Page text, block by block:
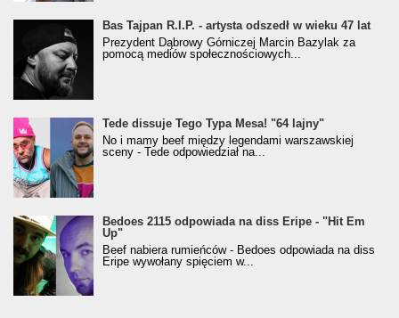
Bas Tajpan R.I.P. - artysta odszedł w wieku 47 lat
Prezydent Dąbrowy Górniczej Marcin Bazylak za
pomocą mediów społecznościowych...
Tede dissuje Tego Typa Mesa! "64 lajny"
No i mamy beef między legendami warszawskiej
sceny - Tede odpowiedział na...
Bedoes 2115 odpowiada na diss Eripe - "Hit Em
Up"
Beef nabiera rumieńców - Bedoes odpowiada na diss
Eripe wywołany spięciem w...